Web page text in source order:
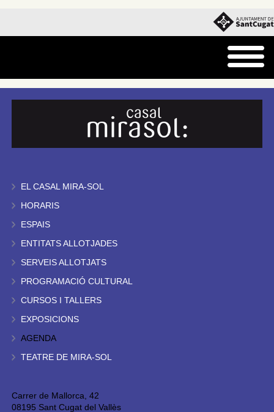
EL CASAL MIRA-SOL
HORARIS
ESPAIS
ENTITATS ALLOTJADES
SERVEIS ALLOTJATS
PROGRAMACIÓ CULTURAL
CURSOS I TALLERS
EXPOSICIONS
AGENDA
TEATRE DE MIRA-SOL
Carrer de Mallorca, 42
08195 Sant Cugat del Vallès